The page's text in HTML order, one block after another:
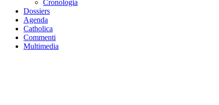
Cronologia
Dossiers
Agenda
Catholica
Commenti
Multimedia